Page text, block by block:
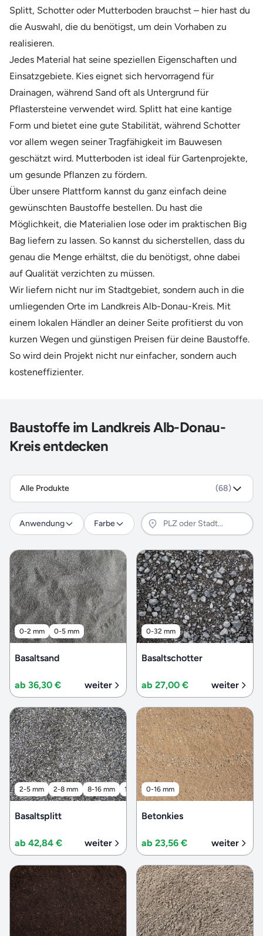
Splitt, Schotter oder Mutterboden brauchst – hier hast du
die Auswahl, die du benötigst, um dein Vorhaben zu
realisieren.
Jedes Material hat seine speziellen Eigenschaften und
Einsatzgebiete. Kies eignet sich hervorragend für
Drainagen, während Sand oft als Untergrund für
Pflastersteine verwendet wird. Splitt hat eine kantige
Form und bietet eine gute Stabilität, während Schotter
vor allem wegen seiner Tragfähigkeit im Bauwesen
geschätzt wird. Mutterboden ist ideal für Gartenprojekte,
um gesunde Pflanzen zu fördern.
Über unsere Plattform kannst du ganz einfach deine
gewünschten Baustoffe bestellen. Du hast die
Möglichkeit, die Materialien lose oder im praktischen Big
Bag liefern zu lassen. So kannst du sicherstellen, dass du
genau die Menge erhältst, die du benötigst, ohne dabei
auf Qualität verzichten zu müssen.
Wir liefern nicht nur im Stadtgebiet, sondern auch in die
umliegenden Orte im Landkreis Alb-Donau-Kreis. Mit
einem lokalen Händler an deiner Seite profitierst du von
kurzen Wegen und günstigen Preisen für deine Baustoffe.
So wird dein Projekt nicht nur einfacher, sondern auch
kosteneffizienter.
Baustoffe im Landkreis Alb-Donau-
Kreis entdecken
Alle Produkte (68)
Anwendung Farbe
0-2 mm 0-5 mm
Basaltsand
ab 36,30 € weiter
0-32 mm
Basaltschotter
ab 27,00 € weiter
2-5 mm 2-8 mm 8-16 mm 16-32 mm 32-56 mm
Basaltsplitt
ab 42,84 € weiter
0-16 mm
Betonkies
ab 23,56 € weiter